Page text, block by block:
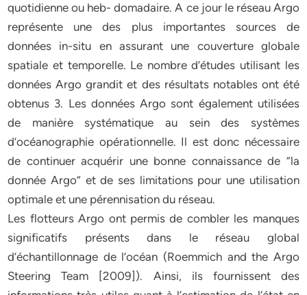
quotidienne ou heb- domadaire. A ce jour le réseau Argo
représente une des plus importantes sources de
données in-situ en assurant une couverture globale
spatiale et temporelle. Le nombre d’études utilisant les
données Argo grandit et des résultats notables ont été
obtenus 3. Les données Argo sont également utilisées
de manière systématique au sein des systèmes
d’océanographie opérationnelle. Il est donc nécessaire
de continuer acquérir une bonne connaissance de “la
donnée Argo” et de ses limitations pour une utilisation
optimale et une pérennisation du réseau.
Les flotteurs Argo ont permis de combler les manques
significatifs présents dans le réseau global
d’échantillonnage de l’océan (Roemmich and the Argo
Steering Team [2009]). Ainsi, ils fournissent des